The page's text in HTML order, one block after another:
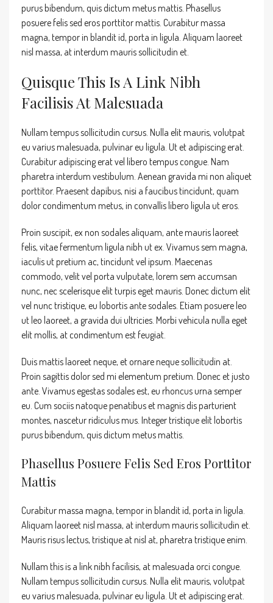
purus bibendum, quis dictum metus mattis. Phasellus
posuere felis sed eros porttitor mattis. Curabitur massa
magna, tempor in blandit id, porta in ligula. Aliquam laoreet
nisl massa, at interdum mauris sollicitudin et.
Quisque This Is A Link Nibh
Facilisis At Malesuada
Nullam tempus sollicitudin cursus. Nulla elit mauris, volutpat
eu varius malesuada, pulvinar eu ligula. Ut et adipiscing erat.
Curabitur adipiscing erat vel libero tempus congue. Nam
pharetra interdum vestibulum. Aenean gravida mi non aliquet
porttitor. Praesent dapibus, nisi a faucibus tincidunt, quam
dolor condimentum metus, in convallis libero ligula ut eros.
Proin suscipit, ex non sodales aliquam, ante mauris laoreet
felis, vitae fermentum ligula nibh ut ex. Vivamus sem magna,
iaculis ut pretium ac, tincidunt vel ipsum. Maecenas
commodo, velit vel porta vulputate, lorem sem accumsan
nunc, nec scelerisque elit turpis eget mauris. Donec dictum elit
vel nunc tristique, eu lobortis ante sodales. Etiam posuere leo
ut leo laoreet, a gravida dui ultricies. Morbi vehicula nulla eget
elit mollis, at condimentum est feugiat.
Duis mattis laoreet neque, et ornare neque sollicitudin at.
Proin sagittis dolor sed mi elementum pretium. Donec et justo
ante. Vivamus egestas sodales est, eu rhoncus urna semper
eu. Cum sociis natoque penatibus et magnis dis parturient
montes, nascetur ridiculus mus. Integer tristique elit lobortis
purus bibendum, quis dictum metus mattis.
Phasellus Posuere Felis Sed Eros Porttitor
Mattis
Curabitur massa magna, tempor in blandit id, porta in ligula.
Aliquam laoreet nisl massa, at interdum mauris sollicitudin et.
Mauris risus lectus, tristique at nisl at, pharetra tristique enim.
Nullam this is a link nibh facilisis, at malesuada orci congue.
Nullam tempus sollicitudin cursus. Nulla elit mauris, volutpat
eu varius malesuada, pulvinar eu ligula. Ut et adipiscing erat.